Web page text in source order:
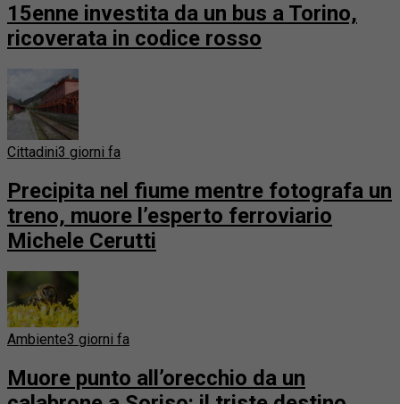
15enne investita da un bus a Torino,
ricoverata in codice rosso
Cittadini3 giorni fa
Precipita nel fiume mentre fotografa un
treno, muore l’esperto ferroviario
Michele Cerutti
Ambiente3 giorni fa
Muore punto all’orecchio da un